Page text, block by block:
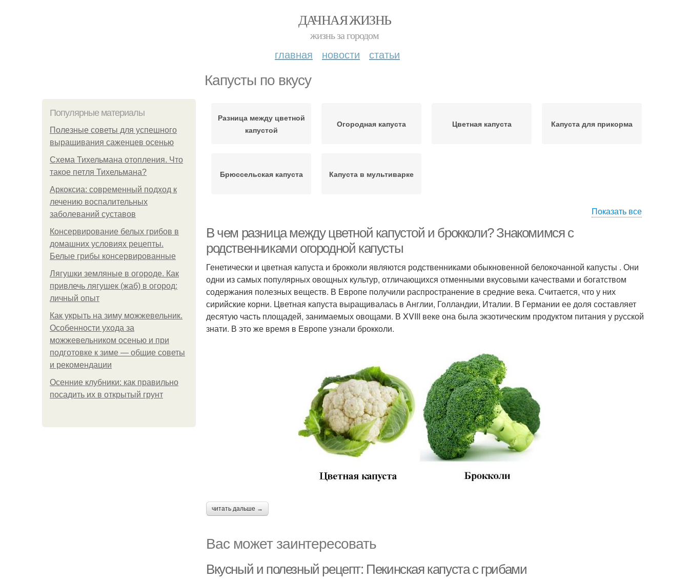
ДАЧНАЯ ЖИЗНЬ
жизнь за городом
главная новости статьи
Капусты по вкусу
Популярные материалы
Полезные советы для успешного
выращивания саженцев осенью
Схема Тихельмана отопления. Что
такое петля Тихельмана?
Аркоксиа: современный подход к
лечению воспалительных
заболеваний суставов
Консервирование белых грибов в
домашних условиях рецепты.
Белые грибы консервированные
Лягушки земляные в огороде. Как
привлечь лягушек (жаб) в огород:
личный опыт
Как укрыть на зиму можжевельник.
Особенности ухода за
можжевельником осенью и при
подготовке к зиме — общие советы
и рекомендации
Осенние клубники: как правильно
посадить их в открытый грунт
Разница между цветной
капустой
Огородная капуста Цветная капуста Капуста для прикорма
Брюссельская капуста Капуста в мультиварке
Показать все
В чем разница между цветной капустой и брокколи? Знакомимся с
родственниками огородной капусты
Генетически и цветная капуста и брокколи являются родственниками обыкновенной белокочанной капусты . Они
одни из самых популярных овощных культур, отличающихся отменными вкусовыми качествами и богатством
содержания полезных веществ. В Европе получили распространение в средние века. Считается, что у них
сирийские корни. Цветная капуста выращивалась в Англии, Голландии, Италии. В Германии ее доля составляет
десятую часть площадей, занимаемых овощами. В XVIII веке она была экзотическим продуктом питания у русской
знати. В это же время в Европе узнали брокколи.
читать дальше →
Вас может заинтересовать
Вкусный и полезный рецепт: Пекинская капуста с грибами